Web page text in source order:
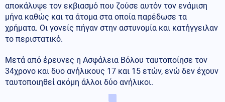
αποκάλυψε τον εκβιασμό που ζούσε αυτόν τον ενάμιση
μήνα καθώς και τα άτομα στα οποία παρέδωσε τα
χρήματα. Οι γονείς πήγαν στην αστυνομία και κατήγγειλαν
το περιστατικό.
Μετά από έρευνες η Ασφάλεια Βόλου ταυτοποίησε τον
34χρονο και δυο ανήλικους 17 και 15 ετών, ενώ δεν έχουν
ταυτοποιηθεί ακόμη άλλοι δύο ανήλικοι.